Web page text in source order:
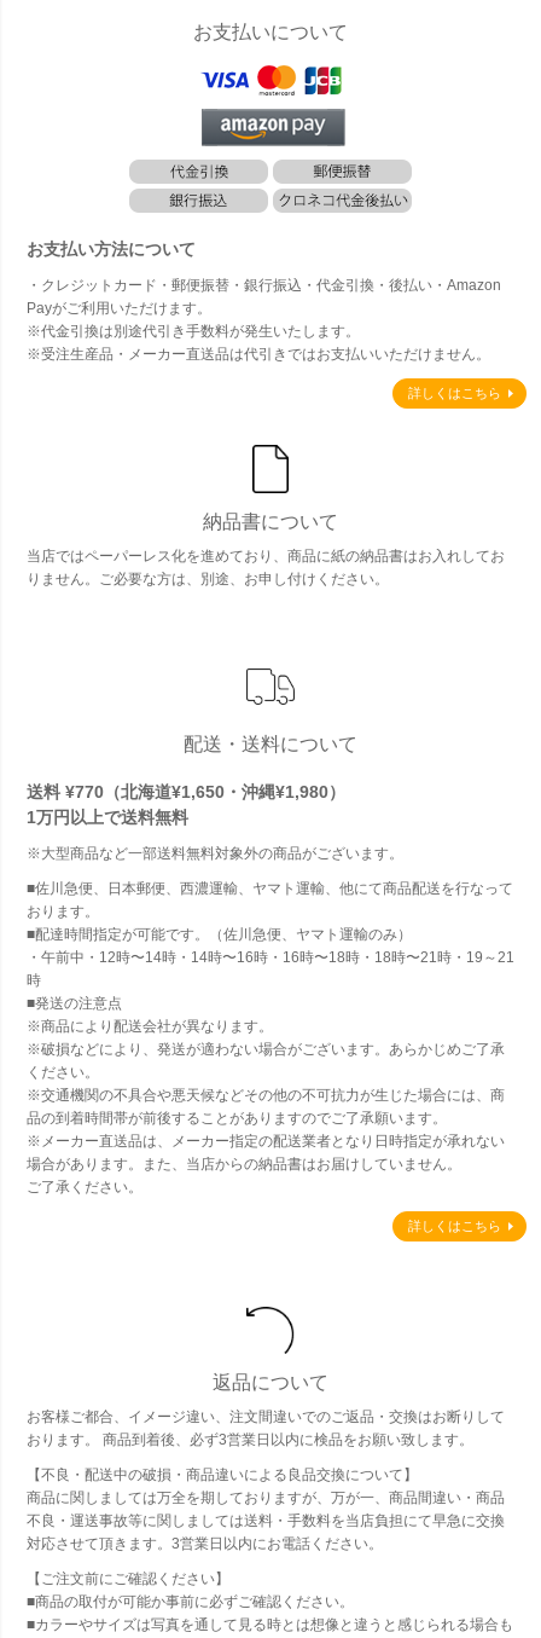
お支払いについて
お支払い方法について
・クレジットカード・郵便振替・銀行振込・代金引換・後払い・Amazon
Payがご利用いただけます。
※代金引換は別途代引き手数料が発生いたします。
※受注生産品・メーカー直送品は代引きではお支払いいただけません。
詳しくはこちら
納品書について
当店ではペーパーレス化を進めており、商品に紙の納品書はお入れしてお
りません。ご必要な方は、別途、お申し付けください。
配送・送料について
送料 ¥770（北海道¥1,650・沖縄¥1,980）
1万円以上で送料無料
※大型商品など一部送料無料対象外の商品がございます。
■佐川急便、日本郵便、西濃運輸、ヤマト運輸、他にて商品配送を行なって
おります。
■配達時間指定が可能です。（佐川急便、ヤマト運輸のみ）
・午前中・12時〜14時・14時〜16時・16時〜18時・18時〜21時・19～21
時
■発送の注意点
※商品により配送会社が異なります。
※破損などにより、発送が適わない場合がございます。あらかじめご了承
ください。
※交通機関の不具合や悪天候などその他の不可抗力が生じた場合には、商
品の到着時間帯が前後することがありますのでご了承願います。
※メーカー直送品は、メーカー指定の配送業者となり日時指定が承れない
場合があります。また、当店からの納品書はお届けしていません。
ご了承ください。
詳しくはこちら
返品について
お客様ご都合、イメージ違い、注文間違いでのご返品・交換はお断りして
おります。 商品到着後、必ず3営業日以内に検品をお願い致します。
【不良・配送中の破損・商品違いによる良品交換について】
商品に関しましては万全を期しておりますが、万が一、商品間違い・商品
不良・運送事故等に関しましては送料・手数料を当店負担にて早急に交換
対応させて頂きます。3営業日以内にお電話ください。
【ご注文前にご確認ください】
■商品の取付が可能か事前に必ずご確認ください。
■カラーやサイズは写真を通して見る時とは想像と違うと感じられる場合も